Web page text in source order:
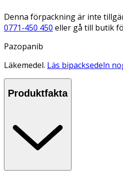
Denna förpackning är inte
0771-450 450 eller gå till butik
Pazopanib
Läkemedel. Läs bipacksedeln
Produktfakta